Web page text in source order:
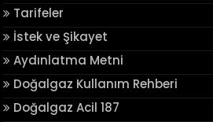
Tarifeler
İstek ve Şikayet
Aydınlatma Metni
Doğalgaz Kullanım Rehberi
Doğalgaz Acil 187